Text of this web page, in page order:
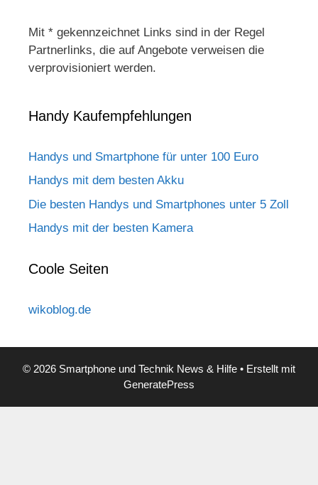
Mit * gekennzeichnet Links sind in der Regel
Partnerlinks, die auf Angebote verweisen die
verprovisioniert werden.
Handy Kaufempfehlungen
Handys und Smartphone für unter 100 Euro
Handys mit dem besten Akku
Die besten Handys und Smartphones unter 5 Zoll
Handys mit der besten Kamera
Coole Seiten
wikoblog.de
© 2026 Smartphone und Technik News & Hilfe • Erstellt mit
GeneratePress